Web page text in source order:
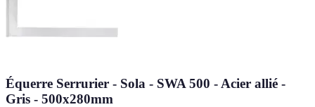
Équerre Serrurier - Sola - SWA 500 - Acier allié -
Gris - 500x280mm